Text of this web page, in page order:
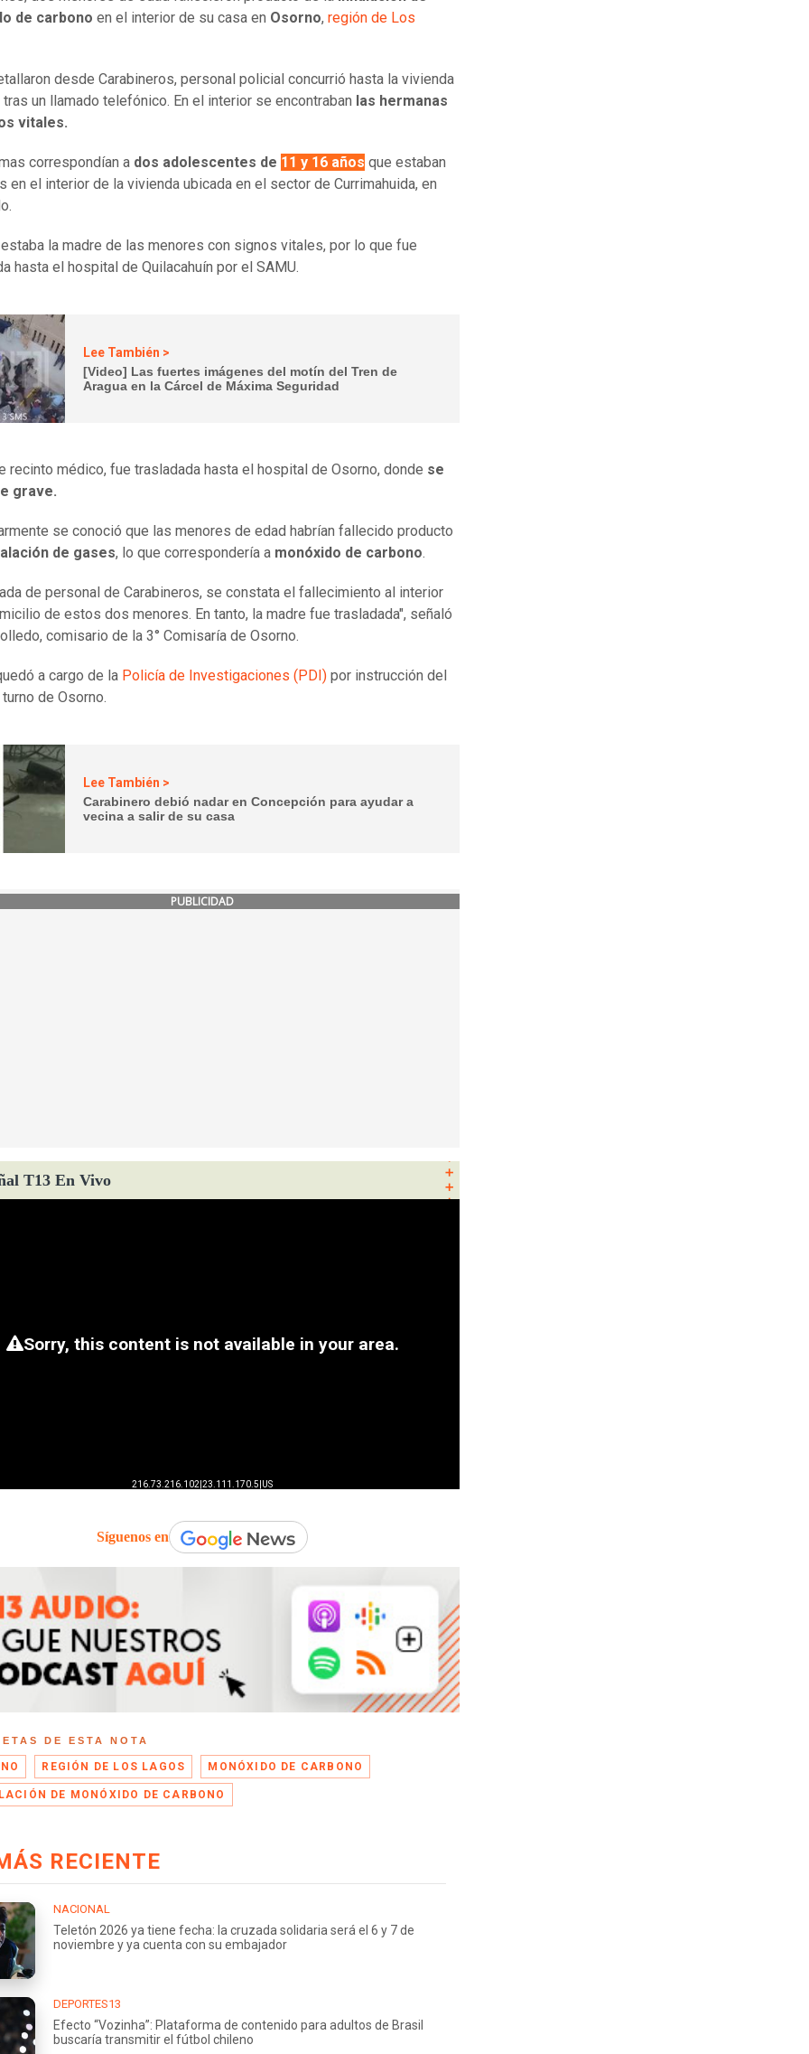
de carbono en el interior de su casa en Osorno, región de Los
desde Carabineros, personal policial concurrió hasta la vivienda
un llamado telefónico. En el interior se encontraban las hermanas
vitales.
correspondían a dos adolescentes de 11 y 16 años que estaban
en el interior de la vivienda ubicada en el sector de Currimahuida, en
la madre de las menores con signos vitales, por lo que fue
hasta el hospital de Quilacahuín por el SAMU.
Lee También >
[Video] Las fuertes imágenes del motín del Tren de
Aragua en la Cárcel de Máxima Seguridad
recinto médico, fue trasladada hasta el hospital de Osorno, donde se
grave.
se conoció que las menores de edad habrían fallecido producto
de gases, lo que correspondería a monóxido de carbono.
de personal de Carabineros, se constata el fallecimiento al interior
de estos dos menores. En tanto, la madre fue trasladada", señaló
comisario de la 3° Comisaría de Osorno.
a cargo de la Policía de Investigaciones (PDI) por instrucción del
de Osorno.
Lee También >
Carabinero debió nadar en Concepción para ayudar a
vecina a salir de su casa
PUBLICIDAD
T13 En Vivo
Síguenos en
DE ESTA NOTA
REGIÓN DE LOS LAGOS MONÓXIDO DE CARBONO
DE MONÓXIDO DE CARBONO
RECIENTE
NACIONAL
Teletón 2026 ya tiene fecha: la cruzada solidaria será el 6 y 7 de
noviembre y ya cuenta con su embajador
DEPORTES13
Efecto “Vozinha”: Plataforma de contenido para adultos de Brasil
buscaría transmitir el fútbol chileno